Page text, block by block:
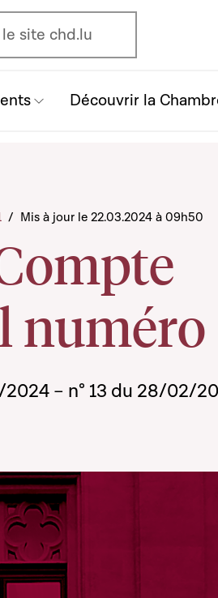
site chd.lu
Découvrir la
numéro
/ Mis à jour le 22.03.2024 à 09h50
– n° 13 du 28/02/